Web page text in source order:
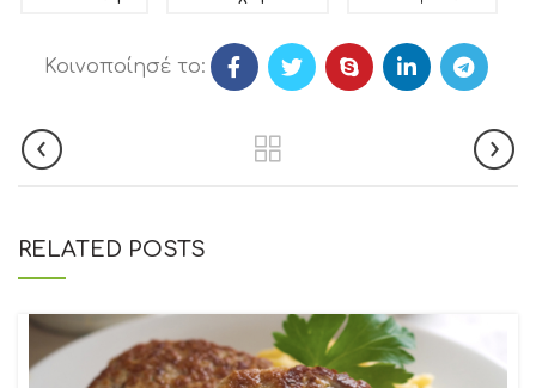
Κοινοποίησέ το:
RELATED POSTS